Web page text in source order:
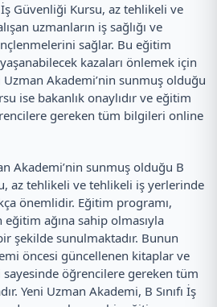
İş Güvenliği Kursu, az tehlikeli ve
uzmanların iş sağlığı ve
sağlar. Bu eğitim
kazaları önlemek için
Akademi’nin sunmuş olduğu
ise bakanlık onaylıdır ve eğitim
gereken tüm bilgileri online
Akademi’nin sunmuş olduğu B
az tehlikeli ve tehlikeli iş yerlerinde
önemlidir. Eğitim programı,
ağına sahip olmasıyla
şekilde sunulmaktadır. Bunun
öncesi güncellenen kitaplar ve
öğrencilere gereken tüm
Yeni Uzman Akademi, B Sınıfı İş